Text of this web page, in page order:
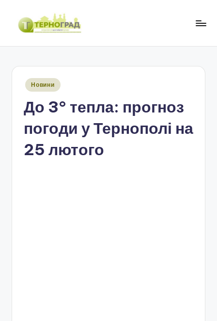
Перейти
Опубліковано
Новини
До 3° тепла: прогноз
погоди у Тернополі на
25 лютого